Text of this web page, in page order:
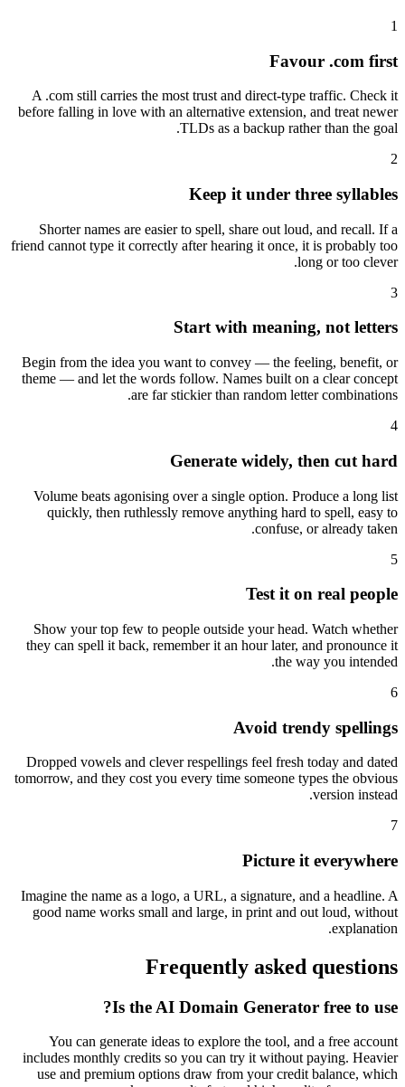
1
Favour .com first
A .com still carries the most trust and direct-type traffic. Check it
before falling in love with an alternative extension, and treat newer
TLDs as a backup rather than the goal.
2
Keep it under three syllables
Shorter names are easier to spell, share out loud, and recall. If a
friend cannot type it correctly after hearing it once, it is probably too
long or too clever.
3
Start with meaning, not letters
Begin from the idea you want to convey — the feeling, benefit, or
theme — and let the words follow. Names built on a clear concept
are far stickier than random letter combinations.
4
Generate widely, then cut hard
Volume beats agonising over a single option. Produce a long list
quickly, then ruthlessly remove anything hard to spell, easy to
confuse, or already taken.
5
Test it on real people
Show your top few to people outside your head. Watch whether
they can spell it back, remember it an hour later, and pronounce it
the way you intended.
6
Avoid trendy spellings
Dropped vowels and clever respellings feel fresh today and dated
tomorrow, and they cost you every time someone types the obvious
version instead.
7
Picture it everywhere
Imagine the name as a logo, a URL, a signature, and a headline. A
good name works small and large, in print and out loud, without
explanation.
Frequently asked questions
Is the AI Domain Generator free to use?
You can generate ideas to explore the tool, and a free account
includes monthly credits so you can try it without paying. Heavier
use and premium options draw from your credit balance, which